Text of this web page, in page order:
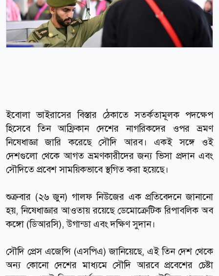
ইবোলা ভাইরাসের বিস্তার ঠেকাতে সতর্কতামূলক পদক্ষেপ
হিসেবে তিন আফ্রিকান দেশের নাগরিকদের ওপর ভ্রমণ
নিষেধাজ্ঞা জারি করেছে সৌদি আরব। একই সঙ্গে ওই
দেশগুলো থেকে আগত ভ্রমণকারীদের জন্য ভিসা প্রদান এবং
সৌদিতে প্রবেশ সাময়িকভাবে স্থগিত করা হয়েছে।
শুক্রবার (২৬ জুন) গালফ নিউজের এক প্রতিবেদনে জানানো
হয়, নিষেধাজ্ঞার আওতায় রয়েছে ডেমোক্রেটিক রিপাবলিক অব
কঙ্গো (ডিআরসি), উগান্ডা এবং দক্ষিণ সুদান।
সৌদি প্রেস এজেন্সি (এসপিএ) জানিয়েছে, এই তিন দেশ থেকে
অন্য কোনো দেশের মাধ্যমে সৌদি আরবে প্রবেশের চেষ্টা